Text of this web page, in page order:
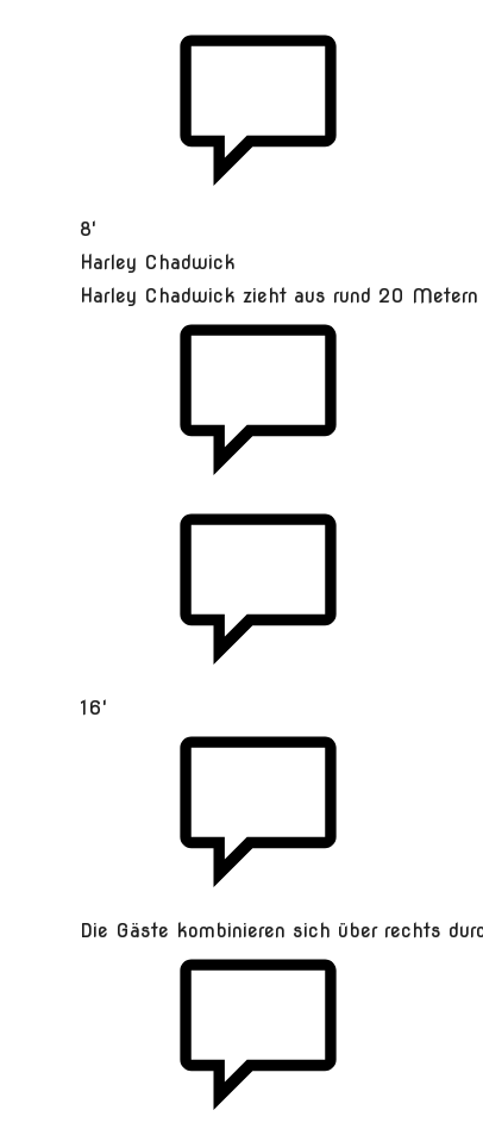
8'
Harley Chadwick
Harley Chadwick zieht aus rund 20
16'
Die Gäste kombinieren sich über rechts